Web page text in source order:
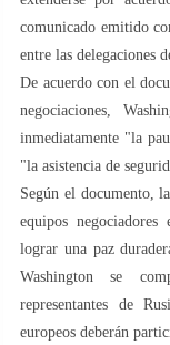
comunicado emitido
entre las delegaciones
De acuerdo con el
negociaciones,
inmediatamente "la
"la asistencia de
Según el documento,
equipos
lograr una paz
Washington se
representantes de
europeos deberán